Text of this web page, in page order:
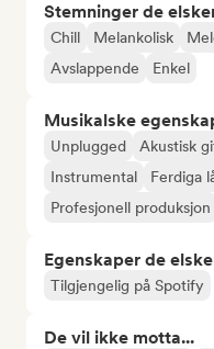
Stemninger de
Chill Melankolisk
Avslappende
Enkel
Musikalske
Unplugged Akustisk
Instrumental
Ferdiga
Profesjonell produksjon
Egenskaper de
Tilgjengelig på Spotify
De vil ikke motta...